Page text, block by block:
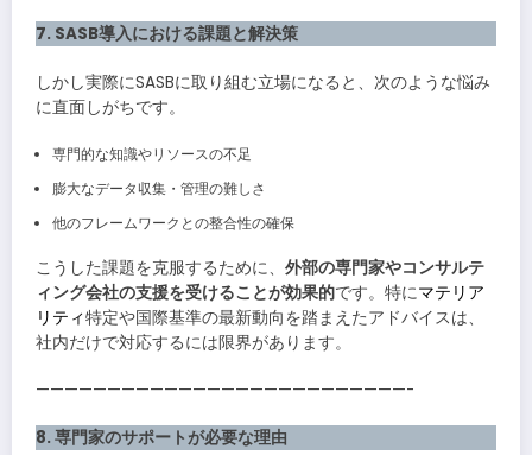
7. SASB導入における課題と解決策
しかし実際にSASBに取り組む立場になると、次のような悩み
に直面しがちです。
専門的な知識やリソースの不足
膨大なデータ収集・管理の難しさ
他のフレームワークとの整合性の確保
こうした課題を克服するために、 外部の専門家やコンサルテ
ィング会社の支援を受けることが効果的です。特にマテリア
リティ特定や国際基準の最新動向を踏まえたアドバイスは、
社内だけで対応するには限界があります。
——————————————————————————-
8. 専門家のサポートが必要な理由